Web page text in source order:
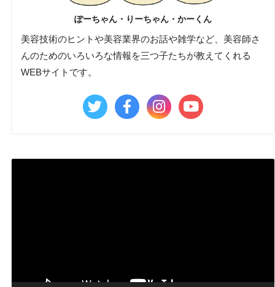
ぽーちゃん・りーちゃん・かーくん
美容技術のヒントや美容業界のお話や雑学など、美容師さ
んのためのいろいろな情報を三つ子たちが教えてくれる
WEBサイトです。